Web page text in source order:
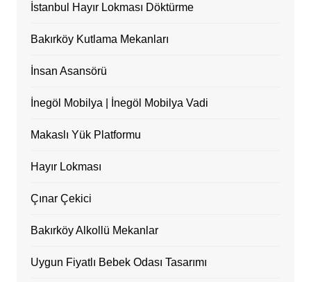
İstanbul Hayır Lokması Döktürme
Bakırköy Kutlama Mekanları
İnsan Asansörü
İnegöl Mobilya | İnegöl Mobilya Vadi
Makaslı Yük Platformu
Hayır Lokması
Çınar Çekici
Bakırköy Alkollü Mekanlar
Uygun Fiyatlı Bebek Odası Tasarımı